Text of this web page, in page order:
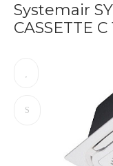
Systemair
CASSETTE